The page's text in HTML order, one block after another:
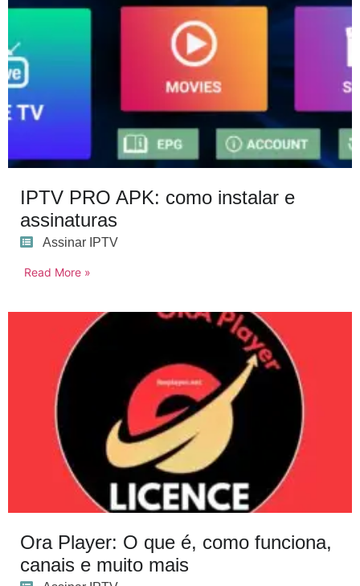
IPTV PRO APK: como instalar e
assinaturas
Assinar IPTV
Read More »
Ora Player: O que é, como funciona,
canais e muito mais